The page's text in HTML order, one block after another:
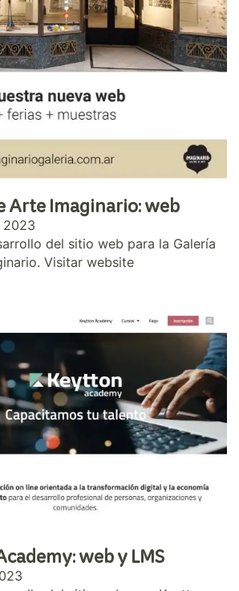
Arte Imaginario: web
2023
del sitio web para la Galería
Visitar website
web y LMS